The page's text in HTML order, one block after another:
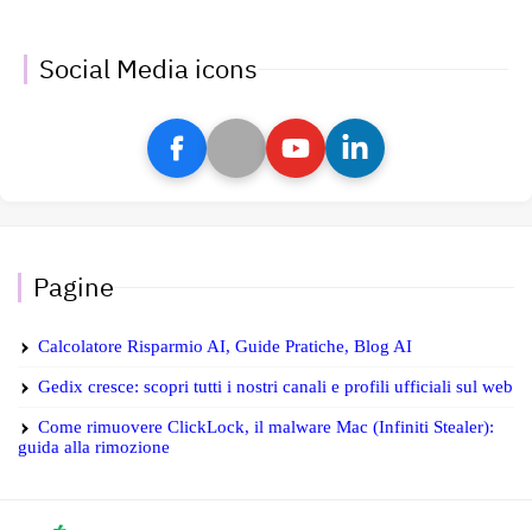
Social Media icons
Pagine
Calcolatore Risparmio AI, Guide Pratiche, Blog AI
Gedix cresce: scopri tutti i nostri canali e profili ufficiali sul web
Come rimuovere ClickLock, il malware Mac (Infiniti Stealer):
guida alla rimozione